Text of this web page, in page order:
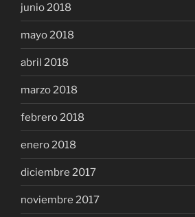
junio 2018
mayo 2018
abril 2018
marzo 2018
febrero 2018
enero 2018
diciembre 2017
noviembre 2017